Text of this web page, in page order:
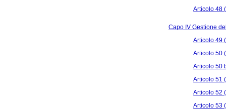
Articolo 48
Capo IV Gestione
Articolo 49
Articolo 50
Articolo 50
Articolo 51
Articolo 52
Articolo 53